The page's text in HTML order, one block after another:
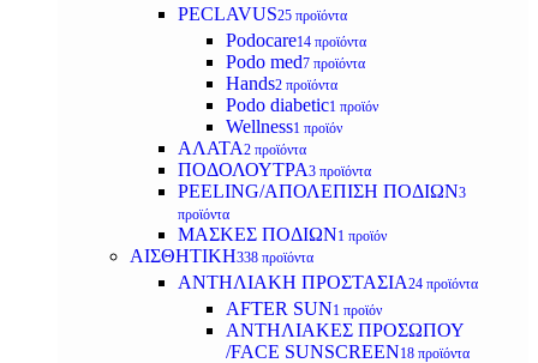
PECLAVUS25 προϊόντα
Podocare14 προϊόντα
Podo med7 προϊόντα
Hands2 προϊόντα
Podo diabetic1 προϊόν
Wellness1 προϊόν
ΑΛΑΤΑ2 προϊόντα
ΠΟΔΟΛΟΥΤΡΑ3 προϊόντα
PEELING/ΑΠΟΛΕΠΙΣΗ ΠΟΔΙΩΝ3
προϊόντα
ΜΑΣΚΕΣ ΠΟΔΙΩΝ1 προϊόν
ΑΙΣΘΗΤΙΚΗ338 προϊόντα
ΑΝΤΗΛΙΑΚΗ ΠΡΟΣΤΑΣΙΑ24 προϊόντα
AFTER SUN1 προϊόν
ΑΝΤΗΛΙΑΚΕΣ ΠΡΟΣΩΠΟΥ
/FACE SUNSCREEN18 προϊόντα